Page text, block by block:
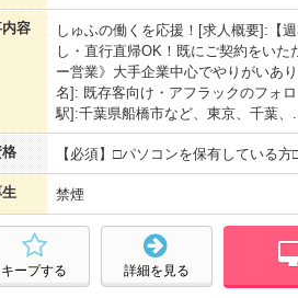
容
しゅふの働くを応援！[求人概要]:【
し・直行直帰OK！既にご契約をいた
ー営業》大手企業中心でやりがいあ
名]: 既存客向け・アフラックのフォ
駅]:千葉県船橋市など、東京、千葉、
【必須】□パソコンを保有している
禁煙
詳細を見る
キープする